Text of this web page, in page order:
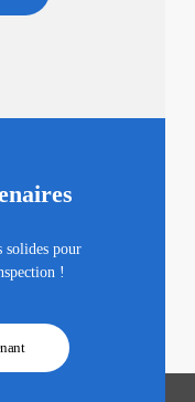
solides pour
!